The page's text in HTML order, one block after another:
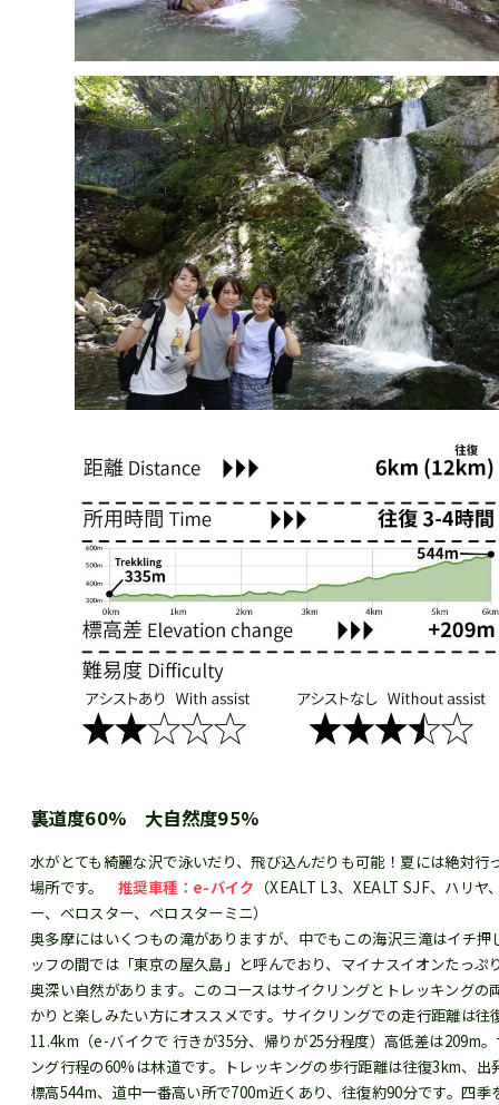
裏道度60% 大自然度95%
水がとても綺麗な沢で泳いだり、飛び込んだりも可能！夏には絶対行
場所です。推奨車種：e-バイク （XEALT L3、XEALT SJF、ハリヤ
ー、ベロスター、ベロスターミニ）
奥多摩にはいくつもの滝がありますが、中でもこの海沢三滝はイチ押
ッフの間では「東京の屋久島」と呼んでおり、マイナスイオンたっぷ
奥深い自然があります。このコースはサイクリングとトレッキングの
かりと楽しみたい方にオススメです。サイクリングでの走行距離は往
11.4km（e-バイクで 行きが35分、帰りが25分程度）高低差は209m
ング行程の60%は林道です。トレッキングの歩行距離は往復3km、出
標高544m、道中一番高い所で700m近くあり、往復約90分です。四季